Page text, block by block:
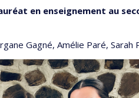
en enseignement au
Gagné, Amélie Paré,